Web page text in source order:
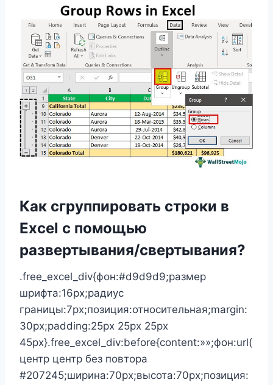
Как сгруппировать строки в
Excel с помощью
развертывания/свертывания?
.free_excel_div{фон:#d9d9d9;размер
шрифта:16px;радиус
границы:7px;позиция:относительная;margin:
30px;padding:25px 25px 25px
45px}.free_excel_div:before{content:»»;фон:url(
центр центр без повтора
#207245;ширина:70px;высота:70px;позиция: